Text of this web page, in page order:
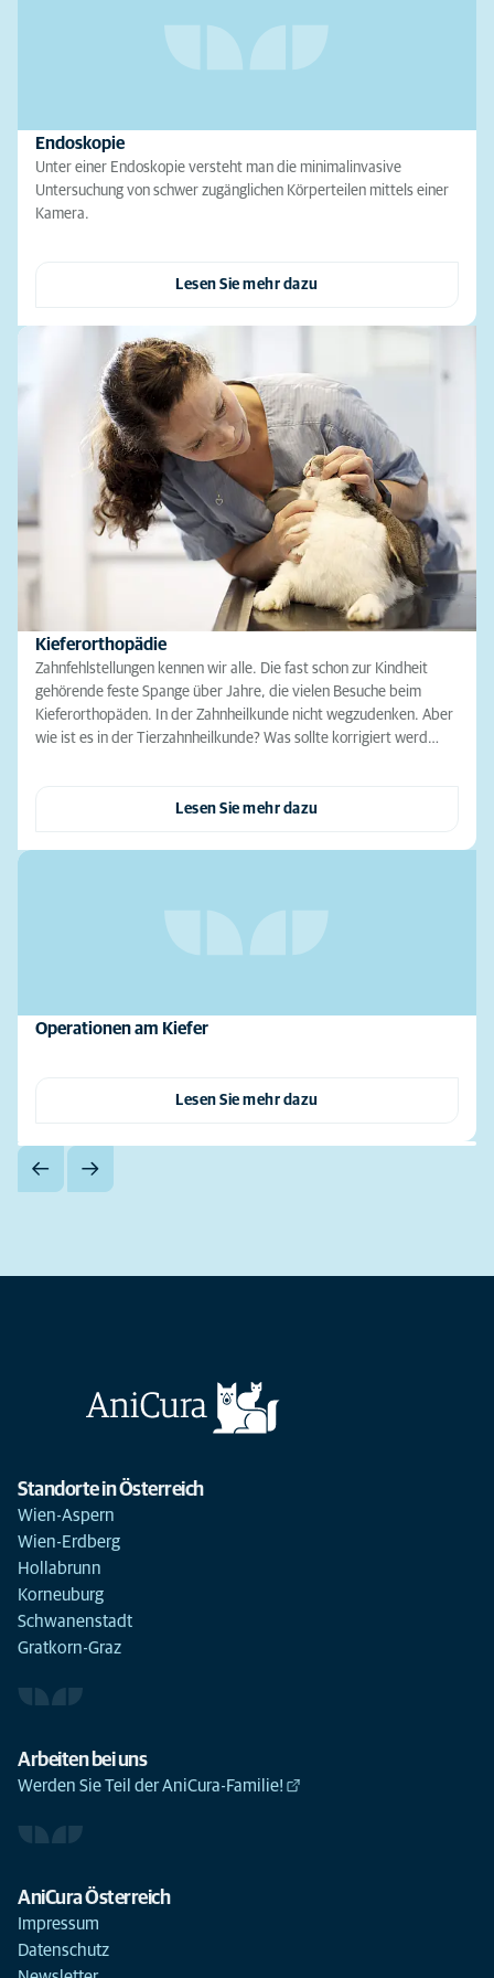
Endoskopie
Unter einer Endoskopie versteht man die minimalinvasive
Untersuchung von schwer zugänglichen Körperteilen mittels einer
Kamera.
Lesen Sie mehr dazu
Kieferorthopädie
Zahnfehlstellungen kennen wir alle. Die fast schon zur Kindheit
gehörende feste Spange über Jahre, die vielen Besuche beim
Kieferorthopäden. In der Zahnheilkunde nicht wegzudenken. Aber
wie ist es in der Tierzahnheilkunde? Was sollte korrigiert werd…
Lesen Sie mehr dazu
Operationen am Kiefer
Lesen Sie mehr dazu
Standorte in Österreich
Wien-Aspern
Wien-Erdberg
Hollabrunn
Korneuburg
Schwanenstadt
Gratkorn-Graz
Arbeiten bei uns
Werden Sie Teil der AniCura-Familie!
AniCura Österreich
Impressum
Datenschutz